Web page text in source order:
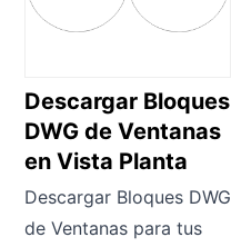
Descargar Bloques
DWG de Ventanas
en Vista Planta
Descargar Bloques DWG
de Ventanas para tus